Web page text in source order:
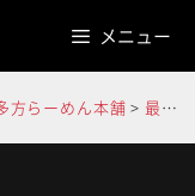
メニュー
方らーめん本舗 > 最新情報